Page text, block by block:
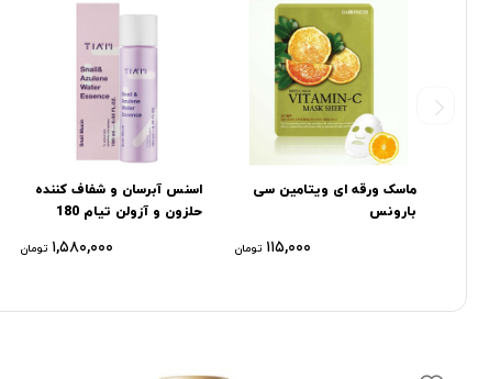
ماسک ورقه ای ویتامین سی
بارونس
۱۱۵,۰۰۰ تومان
اسنس آبرسان و شفاف کننده
حلزون و آزولن تیام 180
۱,۵۸۰,۰۰۰ تومان